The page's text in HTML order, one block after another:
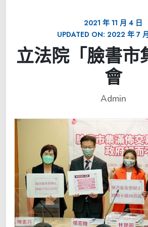
2021 年 11 月 4 日
UPDATED ON: 2022 年 7
立法院「臉書市
會
Admin